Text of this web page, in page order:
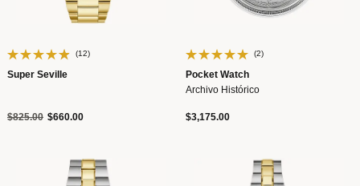
(12)
Super Seville
Precio reducido de
$825.00a$660.00
(2)
Pocket Watch
Archivo Histórico
$3,175.00